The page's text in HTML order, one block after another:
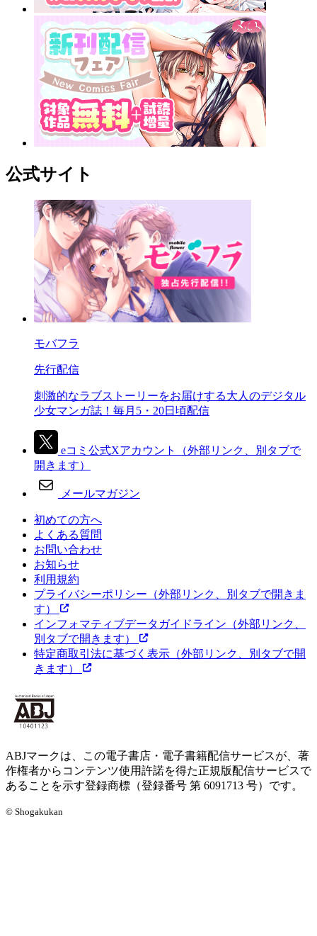
公式サイト
モバフラ
先行配信
刺激的なラブストーリーをお届けする大人のデジタル
少女マンガ誌！毎月5・20日頃配信
eコミ公式Xアカウント
（外部リンク、別タブで
開きます）
メールマガジン
初めての方へ
よくある質問
お問い合わせ
お知らせ
利用規約
プライバシーポリシー （外部リンク、別タブで開きま
す）
インフォマティブデータガイドライン （外部リンク、
別タブで開きます）
特定商取引法に基づく表示 （外部リンク、別タブで開
きます）
ABJマークは、この電子書店・電子書籍配信サービスが、著
作権者からコンテンツ使用許諾を得た正規版配信サービスで
あることを示す登録商標（登録番号 第 6091713 号）です。
© Shogakukan